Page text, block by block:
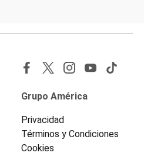
Grupo América
Privacidad
Términos y Condiciones
Cookies